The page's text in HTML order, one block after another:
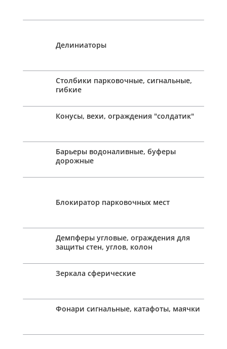
Делиниаторы
Столбики парковочные, сигнальные,
гибкие
Конусы, вехи, ограждения "солдатик"
Барьеры водоналивные, буферы
дорожные
Блокиратор парковочных мест
Демпферы угловые, ограждения для
защиты стен, углов, колон
Зеркала сферические
Фонари сигнальные, катафоты, маячки